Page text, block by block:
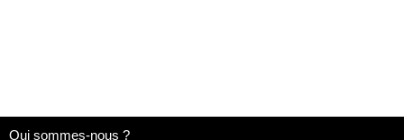
Qui sommes-nous ?